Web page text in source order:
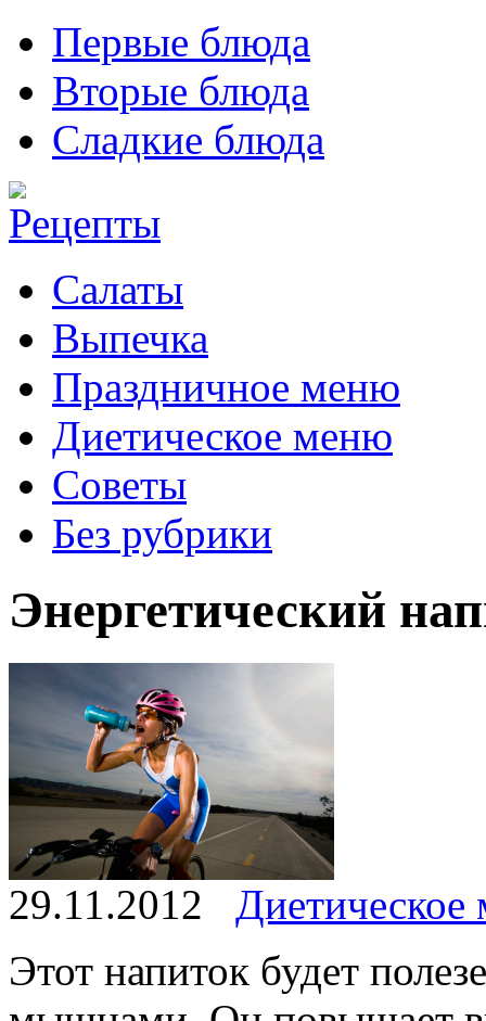
Первые блюда
Вторые блюда
Сладкие блюда
Салаты
Выпечка
Праздничное меню
Диетическое меню
Советы
Без рубрики
Энергетический
29.11.2012
Этот напиток будет